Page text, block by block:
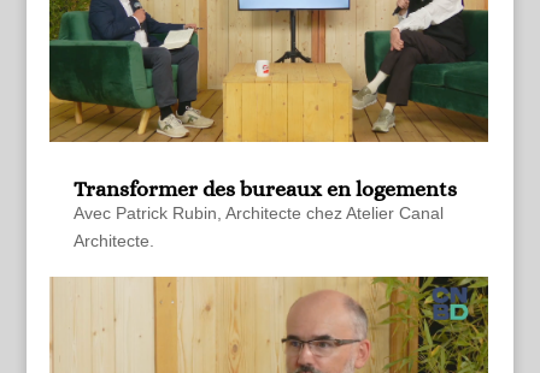
Transformer des bureaux en logements
Avec Patrick Rubin, Architecte chez Atelier Canal
Architecte.